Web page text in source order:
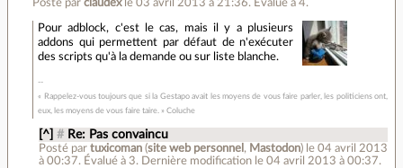
Posté parclaudex le 03 avril 2013 à 21:36. Évalué à4.
Pour adblock, c'est le cas, mais il y a plusieurs
addons qui permettent par défaut de n'exécuter
des scripts qu'à la demande ou sur liste blanche.
« Rappelez-vous toujours que si la Gestapo avait les moyens de vous faire parler, les politiciens ont,
eux, les moyens de vous faire taire. » Coluche
[^] # Re: Pas convaincu
Posté par tuxicoman(site web personnel , Mastodon) le 04 avril 2013
à 00:37. Évalué à 3. Dernière modification le 04 avril 2013 à 00:37.